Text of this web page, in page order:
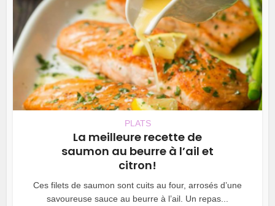
PLATS
La meilleure recette de
saumon au beurre à l’ail et
citron!
Ces filets de saumon sont cuits au four, arrosés d’une
savoureuse sauce au beurre à l’ail. Un repas...